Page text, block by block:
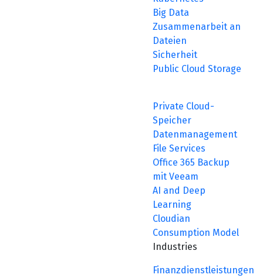
Big Data
Zusammenarbeit an
Dateien
Sicherheit
Public Cloud Storage
Private Cloud-
Speicher
Datenmanagement
File Services
Office 365 Backup
mit Veeam
AI and Deep
Learning
Cloudian
Consumption Model
Industries
Finanzdienstleistungen